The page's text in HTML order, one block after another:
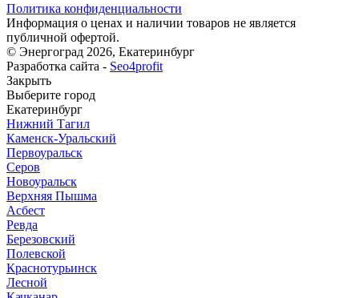
Политика конфиденциальности
Информация о ценах и наличии товаров не является
публичной офертой.
© Энергоград 2026, Екатеринбург
Разработка сайта - Seo4profit
Закрыть
Выберите город
Екатеринбург
Нижний Тагил
Каменск-Уральский
Первоуральск
Серов
Новоуральск
Верхняя Пышма
Асбест
Ревда
Березовский
Полевской
Краснотурьинск
Лесной